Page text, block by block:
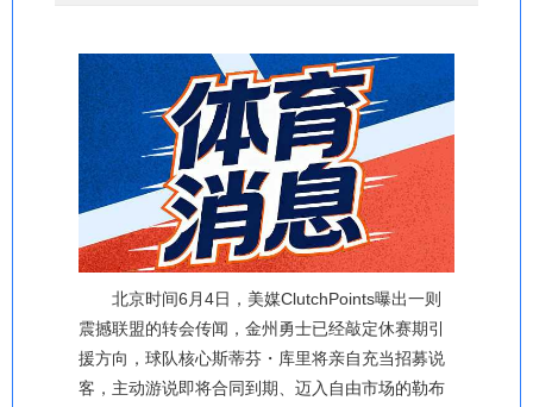
北京时间6月4日，美媒ClutchPoints曝出一则
震撼联盟的转会传闻，金州勇士已经敲定休赛期引
援方向，球队核心斯蒂芬・库里将亲自充当招募说
客，主动游说即将合同到期、迈入自由市场的勒布